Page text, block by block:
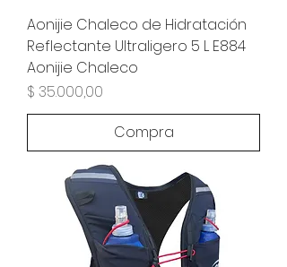
Aonijie Chaleco de Hidratación
Reflectante Ultraligero 5 L E884
Aonijie Chaleco
Precio
$ 35.000,00
Compra